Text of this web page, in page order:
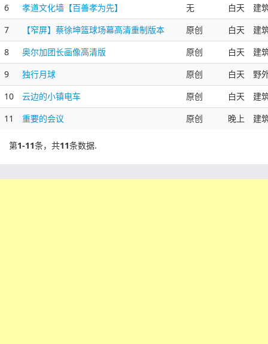
6
孝道文化墙【百善孝为先】 无 白天
建
7
【窄屏】蔡徐坤篮球场幕高清重制版本 原创 白天
建
8
奥尔加团长画像高清版 原创 白天
建
9
独行月球 原创 白天
野
10
云边的小镇电车 原创 白天
建
11
重要的会议 原创 晚上 建
第1-11条，共11条数据.